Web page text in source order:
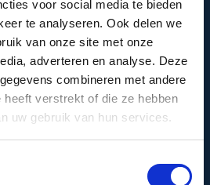
voor social media te bieden
te analyseren. Ook delen we
van onze site met onze
adverteren en analyse. Deze
combineren met andere
heeft verstrekt of die ze hebben
uw gebruik van hun services.
in op de luchtfoto van je eigen
je dekking.
verzekering
(alarmklasse) je
— in één minuut.